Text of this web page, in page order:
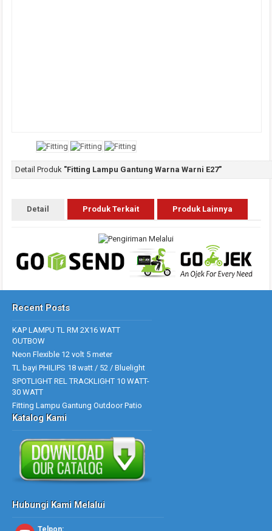
Detail Produk "Fitting Lampu Gantung Warna Warni E27"
Detail Produk Terkait Produk Lainnya
Recent Posts
KAP LAMPU TL RM 2X16 WATT
OUTBOW
Neon Flexible 12 volt 5 meter
TL bayi PHILIPS 18 watt / 52 / Bluelight
SPOTLIGHT REL TRACKLIGHT 10 WATT-
30 WATT
Fitting Lampu Gantung Outdoor Patio
Katalog Kami
Hubungi Kami Melalui
Telpon: